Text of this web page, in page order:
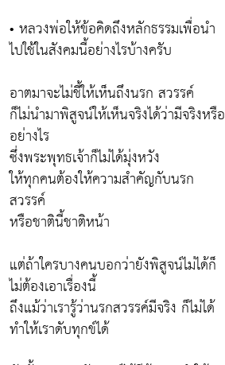
• หลวงพ่อให้ข้อคิดถึงหลักธรรมเพื่อนำ
ไปใช้ในสังคมนี้อย่างไรบ้างครับ
อาตมาจะไม่ชี้ให้เห็นถึงนรก สวรรค์
ก็ไม่นำมาพิสูจน์ให้เห็นจริงได้ว่ามีจริงหรือ
อย่างไร
ซึ่งพระพุทธเจ้าก็ไม่ได้มุ่งหวัง
ให้ทุกคนต้องให้ความสำคัญกับนรก
สวรรค์
หรือชาตินี้ชาติหน้า
แต่ถ้าใครบางคนบอกว่ายังพิสูจน์ไม่ได้ก็
ไม่ต้องเอาเรื่องนี้
ถึงแม้ว่าเรารู้ว่านรกสวรรค์มีจริง ก็ไม่ได้
ทำให้เราดับทุกข์ได้